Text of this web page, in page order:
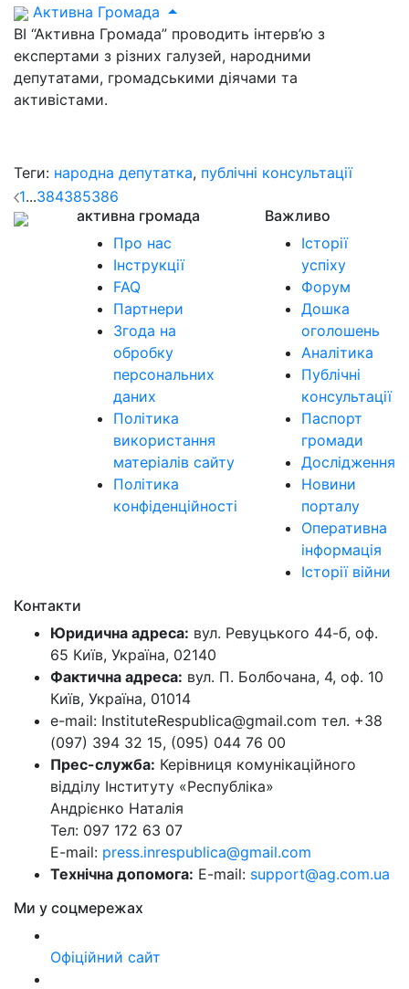
Активна Громада
ВІ “Активна Громада” проводить інтерв’ю з
експертами з різних галузей, народними
депутатами, громадськими діячами та
активістами.
Теги: народна депутатка, публічні консультації
1...384385386
активна громада
Про нас
Інструкції
FAQ
Партнери
Згода на
обробку
персональних
даних
Політика
використання
матеріалів сайту
Політика
конфіденційності
Важливо
Історії
успіху
Форум
Дошка
оголошень
Аналітика
Публічні
консультації
Паспорт
громади
Дослідження
Новини
порталу
Оперативна
інформація
Історії війни
Контакти
Юридична адреса: вул. Ревуцького 44-б, оф.
65 Київ, Україна, 02140
Фактична адреса: вул. П. Болбочана, 4, оф. 10
Київ, Україна, 01014
e-mail: InstituteRespublica@gmail.com тел. +38
(097) 394 32 15, (095) 044 76 00
Прес-служба: Керівниця комунікаційного
відділу Інституту «Республіка»
Андрієнко Наталія
Тел: 097 172 63 07
E-mail: press.inrespublica@gmail.com
Технічна допомога: E-mail: support@ag.com.ua
Ми у соцмережах
Офіційний сайт